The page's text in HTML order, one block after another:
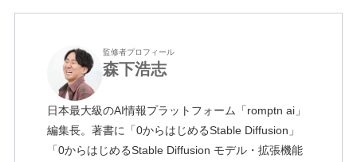
監修者プロフィール
森下浩志
日本最大級のAI情報プラットフォーム「romptn ai」
編集長。著書に「0からはじめるStable Diffusion」
「0からはじめるStable Diffusion モデル・拡張機能